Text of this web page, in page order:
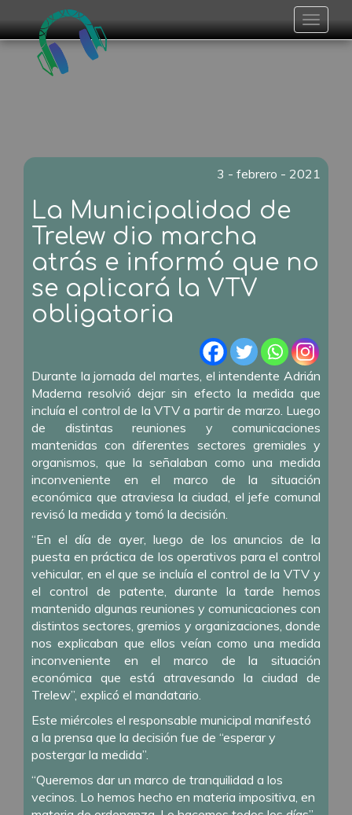
Toggle
3 - febrero - 2021
La Municipalidad de
Trelew dio marcha
atrás e informó que no
se aplicará la VTV
obligatoria
Durante la jornada del martes, el intendente Adrián
Maderna resolvió dejar sin efecto la medida que
incluía el control de la VTV a partir de marzo. Luego
de distintas reuniones y comunicaciones
mantenidas con diferentes sectores gremiales y
organismos, que la señalaban como una medida
inconveniente en el marco de la situación
económica que atraviesa la ciudad, el jefe comunal
revisó la medida y tomó la decisión.
“En el día de ayer, luego de los anuncios de la
puesta en práctica de los operativos para el control
vehicular, en el que se incluía el control de la VTV y
el control de patente, durante la tarde hemos
mantenido algunas reuniones y comunicaciones con
distintos sectores, gremios y organizaciones, donde
nos explicaban que ellos veían como una medida
inconveniente en el marco de la situación
económica que está atravesando la ciudad de
Trelew”, explicó el mandatario.
Este miércoles el responsable municipal manifestó
a la prensa que la decisión fue de “esperar y
postergar la medida”.
“Queremos dar un marco de tranquilidad a los
vecinos. Lo hemos hecho en materia impositiva, en